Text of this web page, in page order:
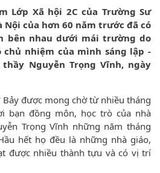
Lớp Xã hội 2C của Trường Sư
Nội của hơn 60 năm trước đã có
bên nhau dưới mái trường do
nhiệm của mình sáng lập -
Nguyễn Trọng Vĩnh, ngày
được mong chờ từ nhiều tháng
bạn đồng môn, học trò của nhà
Trọng Vĩnh những năm tháng
hết họ đều là những nhà giáo,
được nhiều thành tựu và có vị trí